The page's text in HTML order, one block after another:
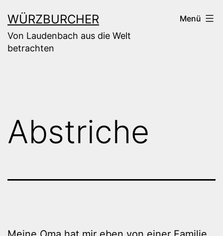
Inhalt
springen
WÜRZBURCHER
Von Laudenbach aus die Welt
betrachten
Menü
Abstriche